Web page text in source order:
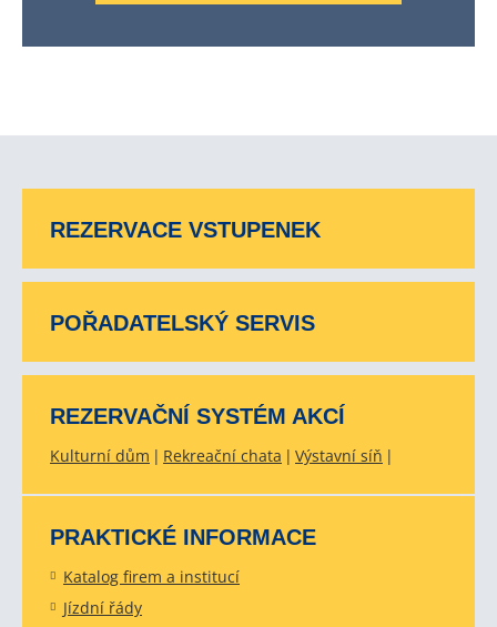
REZERVACE VSTUPENEK
POŘADATELSKÝ SERVIS
REZERVAČNÍ SYSTÉM AKCÍ
Kulturní dům Rekreační chata Výstavní síň
PRAKTICKÉ INFORMACE
Katalog firem a institucí
Jízdní řády